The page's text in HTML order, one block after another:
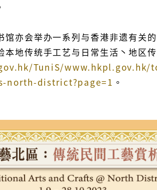
馆亦会举办一系列与香港非遗有关
地传统手工艺与日常生活丶地区
TuniS/
district?page=1 。